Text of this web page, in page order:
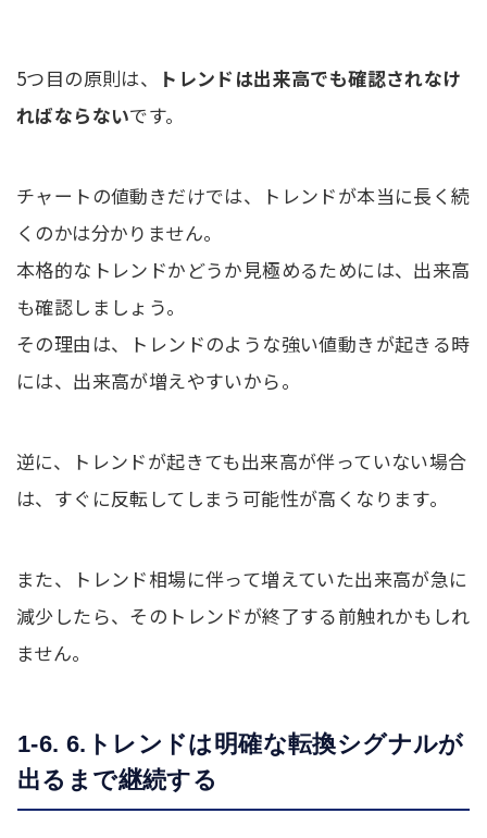
5つ目の原則は、
トレンドは出来高でも確認されなけ
ればならないです。
チャートの値動きだけでは、トレンドが本当に長く続
くのかは分かりません。
本格的なトレンドかどうか見極めるためには、出来高
も確認しましょう。
その理由は、トレンドのような強い値動きが起きる時
には、出来高が増えやすいから。
逆に、トレンドが起きても出来高が伴っていない場合
は、すぐに反転してしまう可能性が高くなります。
また、トレンド相場に伴って増えていた出来高が急に
減少したら、そのトレンドが終了する前触れかもしれ
ません。
1-6. 6.トレンドは明確な転換シグナルが
出るまで継続する